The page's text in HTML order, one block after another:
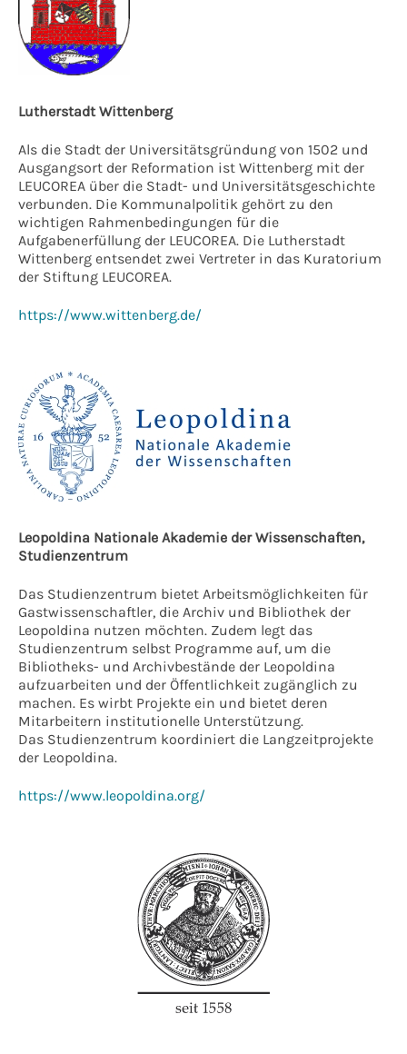
Lutherstadt Wittenberg
Als die Stadt der Universitätsgründung von 1502 und
Ausgangsort der Reformation ist Wittenberg mit der
LEUCOREA über die Stadt- und Universitätsgeschichte
verbunden. Die Kommunalpolitik gehört zu den
wichtigen Rahmenbedingungen für die
Aufgabenerfüllung der LEUCOREA. Die Lutherstadt
Wittenberg entsendet zwei Vertreter in das Kuratorium
der Stiftung LEUCOREA.
https://www.wittenberg.de/
Leopoldina Nationale Akademie der Wissenschaften,
Studienzentrum
Das Studienzentrum bietet Arbeitsmöglichkeiten für
Gastwissenschaftler, die Archiv und Bibliothek der
Leopoldina nutzen möchten. Zudem legt das
Studienzentrum selbst Programme auf, um die
Bibliotheks- und Archivbestände der Leopoldina
aufzuarbeiten und der Öffentlichkeit zugänglich zu
machen. Es wirbt Projekte ein und bietet deren
Mitarbeitern institutionelle Unterstützung.
Das Studienzentrum koordiniert die Langzeitprojekte
der Leopoldina.
https://www.leopoldina.org/